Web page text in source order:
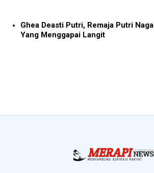
Ghea Deasti Putri, Remaja Putri
Yang Menggapai Langit